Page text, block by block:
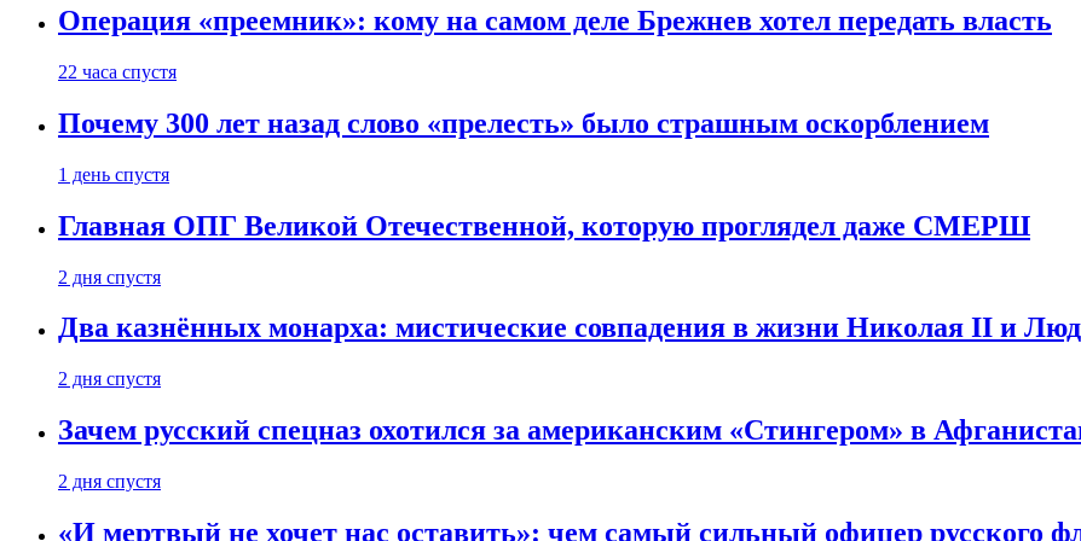
Операция «преемник»: кому на самом деле Брежнев хотел передать власть
22 часа спустя
Почему 300 лет назад слово «прелесть» было страшным оскорблением
1 день спустя
Главная ОПГ Великой Отечественной, которую проглядел даже СМЕРШ
2 дня спустя
Два казнённых монарха: мистические совпадения в жизни Николая II и
2 дня спустя
Зачем русский спецназ охотился за американским «Стингером» в
2 дня спустя
«И мертвый не хочет нас оставить»: чем самый сильный офицер русского